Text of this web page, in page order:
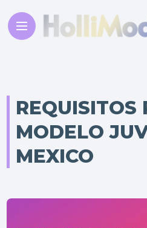
REQUISITOS
MODELO
MEXICO